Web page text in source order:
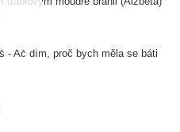
- Ač dím, proč bych měla se báti